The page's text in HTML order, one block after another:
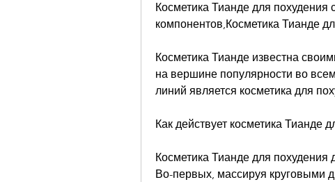
Косметика Тианде для
компонентов,Косметика Тианде
Косметика Тианде известна
на вершине популярности во
линий является косметика для
Как действует косметика Тианде
Косметика Тианде для похудения
Во-первых, массируя круговыми